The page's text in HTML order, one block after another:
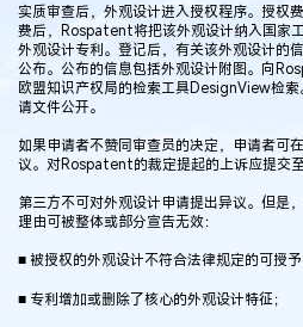
实质审查后，外观设计进入授权程序。授权
费后，Rospatent将把该外观设计纳入国家
外观设计专利。登记后，有关该外观设计的
公布。公布的信息包括外观设计附图。向
欧盟知识产权局的检索工具DesignView检
请文件公开。
如果申请者不赞同审查员的决定，申请者可
议。对Rospatent的裁定提起的上诉应提交至
第三方不可对外观设计申请提出异议。但是
理由可被整体或部分宣告无效：
■ 被授权的外观设计不符合法律规定的可授予
■ 专利增加或删除了核心的外观设计特征；